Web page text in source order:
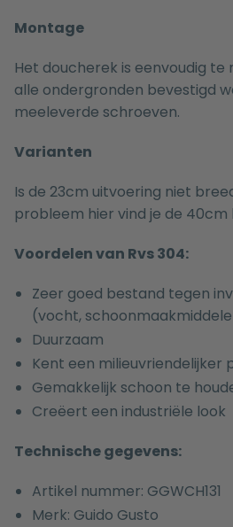
Montage
Het doucherek is eenvoudig
alle ondergronden bevestigd
meeleverde schroeven.
Varianten
Is de 23cm uitvoering niet
probleem hier vind je de
Voordelen van Rvs 304:
Zeer goed bestand tegen
(vocht,
Duurzaam
Kent een milieuvriendelijker
Gemakkelijk schoon te
Creëert een industriële look
Technische gegevens:
Artikel nummer: GGWCH131
Merk: Guido Gusto